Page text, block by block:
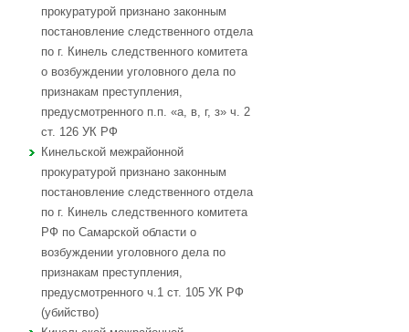
прокуратурой признано законным
постановление следственного отдела
по г. Кинель следственного комитета
о возбуждении уголовного дела по
признакам преступления,
предусмотренного п.п. «а, в, г, з» ч. 2
ст. 126 УК РФ
Кинельской межрайонной
прокуратурой признано законным
постановление следственного отдела
по г. Кинель следственного комитета
РФ по Самарской области о
возбуждении уголовного дела по
признакам преступления,
предусмотренного ч.1 ст. 105 УК РФ
(убийство)